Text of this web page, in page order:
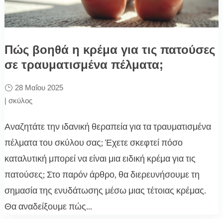
Πώς βοηθά η κρέμα για τις πατούσες
σε τραυματισμένα πέλματα;
28 Μαΐου 2025
| σκύλος
Αναζητάτε την ιδανική θεραπεία για τα τραυματισμένα
πέλματα του σκύλου σας; Έχετε σκεφτεί πόσο
καταλυτική μπορεί να είναι μια ειδική κρέμα για τις
πατούσες; Στο παρόν άρθρο, θα διερευνήσουμε τη
σημασία της ενυδάτωσης μέσω μιας τέτοιας κρέμας.
Θα αναδείξουμε πώς...